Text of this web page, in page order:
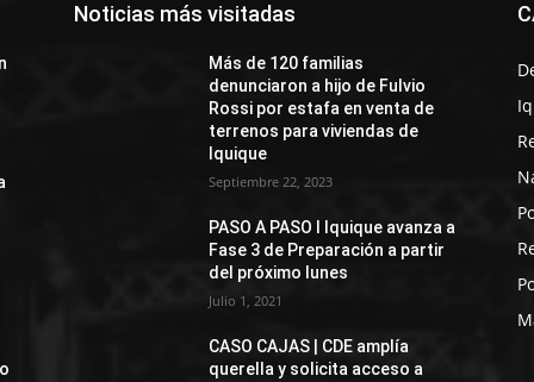
Noticias más visitadas
Más de 120 familias
denunciaron a hijo de Fulvio
Rossi por estafa en venta de
terrenos para viviendas de
Iquique
Septiembre 22, 2023
PASO A PASO I Iquique avanza a
Fase 3 de Preparación a partir
del próximo lunes
Julio 1, 2021
CASO CAJAS | CDE amplía
querella y solicita acceso a